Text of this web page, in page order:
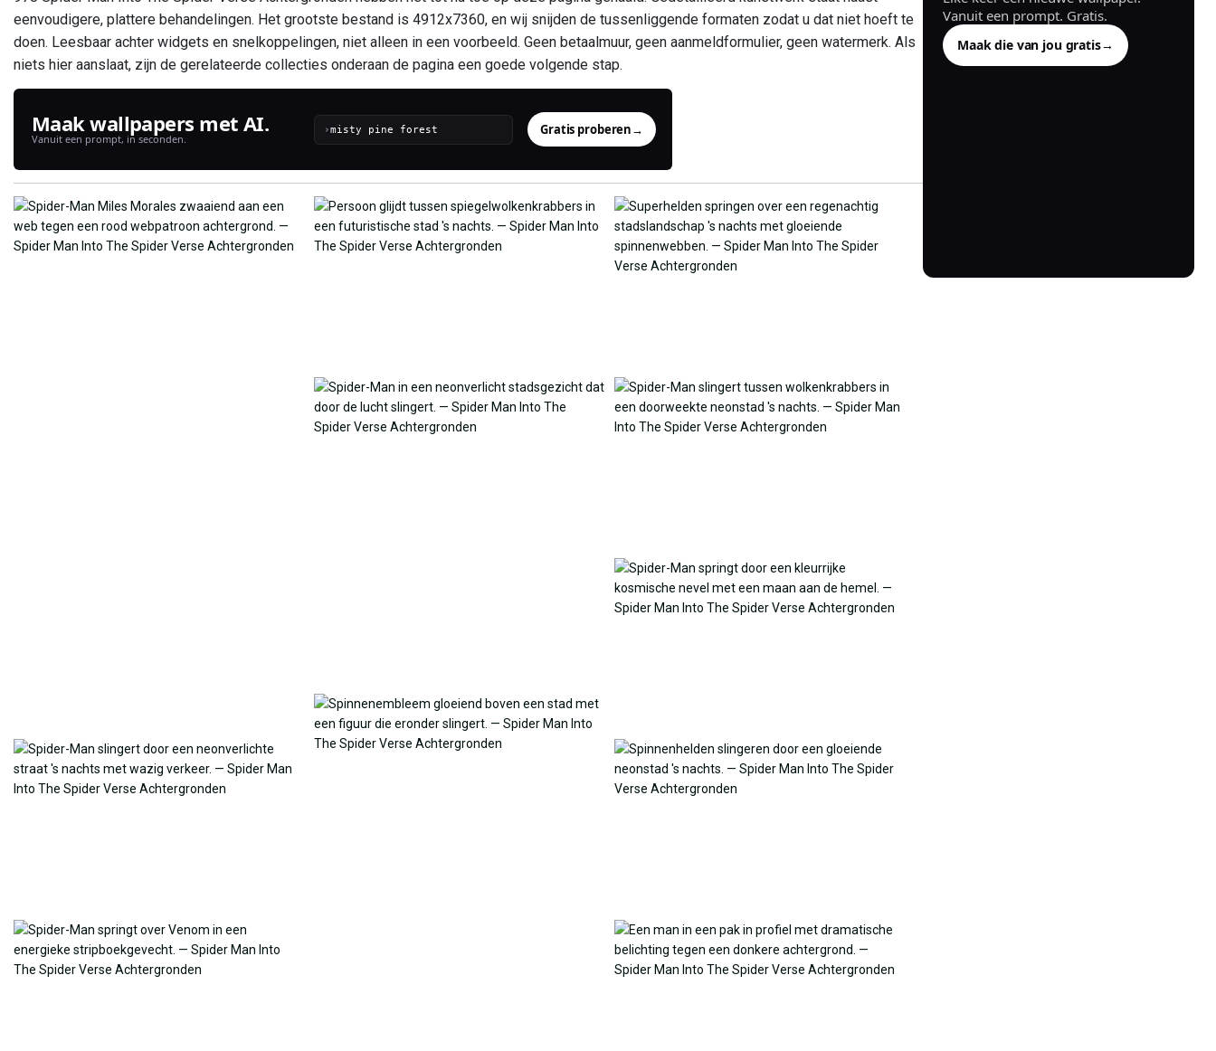
eenvoudigere, plattere behandelingen. Het grootste bestand is 4912x7360, en wij snijden de tussenliggende formaten zodat u dat niet hoeft te
doen. Leesbaar achter widgets en snelkoppelingen, niet alleen in een voorbeeld. Geen betaalmuur, geen aanmeldformulier, geen watermerk. Als
niets hier aanslaat, zijn de gerelateerde collecties onderaan de pagina een goede volgende stap.
Maak wallpapers met AI.
Vanuit een prompt, in seconden.
› Gratis proberen→
Vanuit een prompt. Gratis.
Maak die van jou gratis→